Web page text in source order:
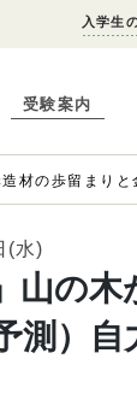
入学生
受験案内
材の歩留まり
(水)
山の
測）自